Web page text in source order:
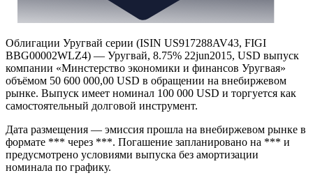
Облигации Уругвай серии (ISIN US917288AV43, FIGI
BBG00002WLZ4) — Уругвай, 8.75% 22jun2015, USD выпуск
компании «Минстерство экономики и финансов Уругвая»
объёмом 50 600 000,00 USD в обращении на внебиржевом
рынке. Выпуск имеет номинал 100 000 USD и торгуется как
самостоятельный долговой инструмент.
Дата размещения — эмиссия прошла на внебиржевом рынке в
формате *** через ***. Погашение запланировано на *** и
предусмотрено условиями выпуска без амортизации
номинала по графику.